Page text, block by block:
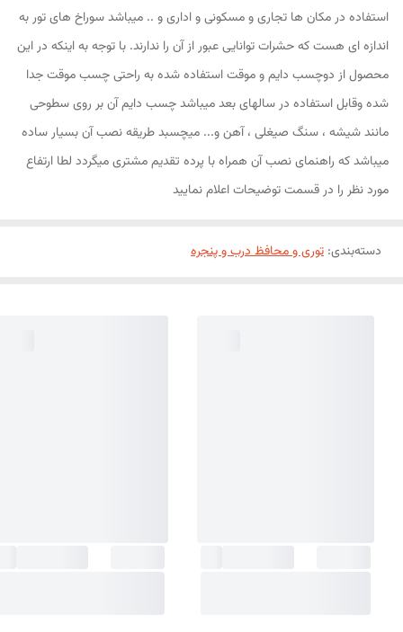
استفاده در مکان ها تجاری و مسکونی و اداری و .. میباشد سوراخ های تور به
اندازه ای هست که حشرات توانایی عبور از آن را ندارند. با توجه به اینکه در این
محصول از دوچسب دایم و موقت استفاده شده به راحتی چسب موقت جدا
شده وقابل استفاده در سالهای بعد میباشد چسب دایم آن بر روی سطوحی
مانند شیشه ، سنگ صیغلی ، آهن و... میچسبد طریقه نصب آن بسیار ساده
میباشد که راهنمای نصب آن همراه با پرده تقدیم مشتری میگردد لطا ارتفاع
مورد نظر را در قسمت توضیحات اعلام نمایید
دسته‌بندی: توری و محافظ درب و پنجره